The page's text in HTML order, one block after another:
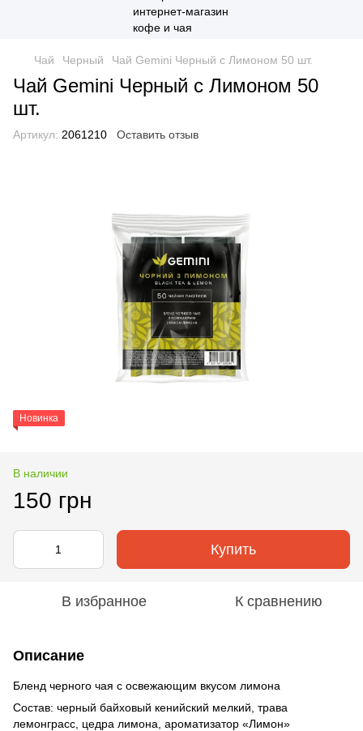
Чай Черный Чай Gemini Черный с Лимоном 50 шт.
Чай Gemini Черный с Лимоном 50
шт.
Артикул: 2061210 Оставить отзыв
Новинка
В наличии
150 грн
Купить
В избранное К сравнению
Описание
Бленд черного чая с освежающим вкусом лимона
Состав: черный байховый кенийский мелкий, трава
лемонграсс, цедра лимона, ароматизатор «Лимон»